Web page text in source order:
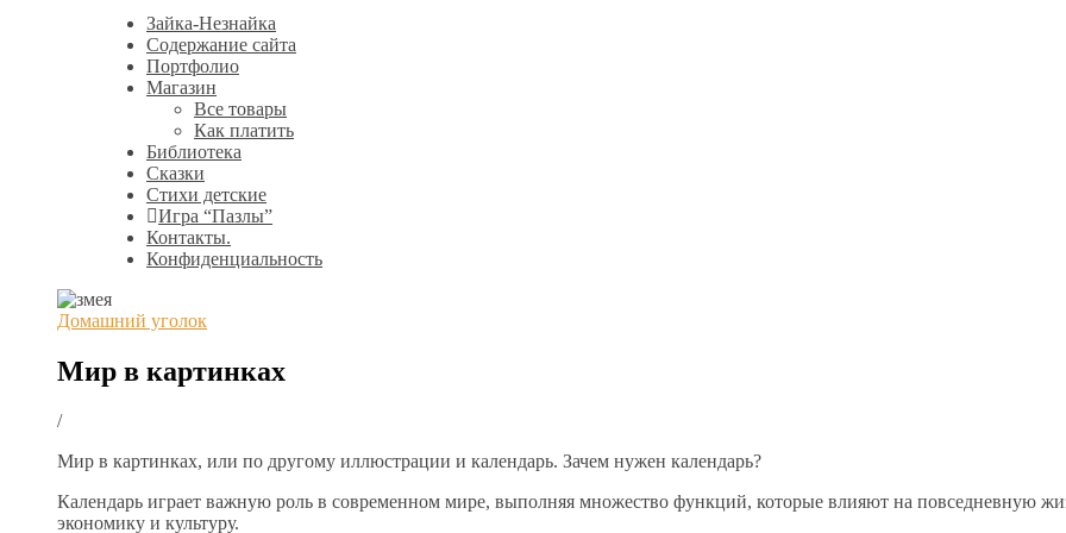
Зайка-Незнайка
Содержание сайта
Портфолио
Магазин
Все товары
Как платить
Библиотека
Сказки
Стихи детские
Игра “Пазлы”
Контакты.
Конфиденциальность
Домашний уголок
Мир в картинках
/
Мир в картинках, или по другому иллюстрации и календарь. Зачем нужен календарь?
Календарь играет важную роль в современном мире, выполняя множество функций, которые влияют на повседневную
экономику и культуру.